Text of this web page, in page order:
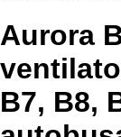
Aurora
B7, B8,